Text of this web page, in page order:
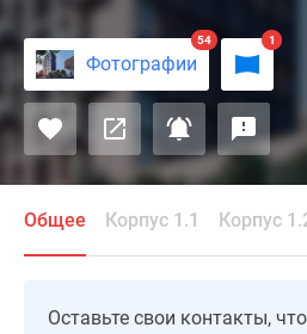
(AFI
Residence
Павелецкая)
состоит
из
нескольких
многоквартирных
корпусов
Фотографии
54 1
Общее Корпус 1.1 Корпус
Оставьте свои контакты,